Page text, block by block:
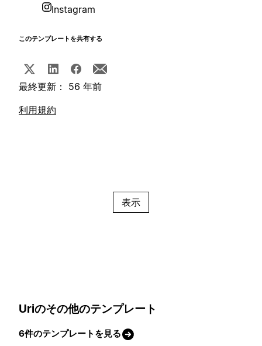
Instagram
このテンプレートを共有する
最終更新： 56 年前
利用規約
表示
Uriのその他のテンプレート
6件のテンプレートを見る